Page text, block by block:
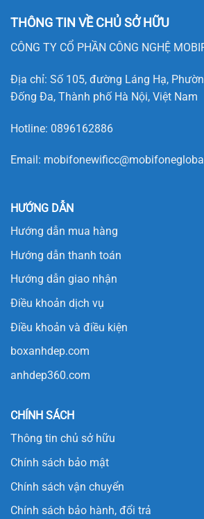
THÔNG TIN VỀ CHỦ SỞ HỮU
CÔNG TY CỔ PHẦN CÔNG NGHỆ
Địa chỉ: Số 105, đường Láng Hạ,
Đống Đa, Thành phố Hà Nội, Việt Nam
Hotline: 0896162886
Email:
HƯỚNG DẪN
Hướng dẫn mua hàng
Hướng dẫn thanh toán
Hướng dẫn giao nhận
Điều khoản dịch vụ
Điều khoản và điều kiện
boxanhdep.com
anhdep360.com
CHÍNH SÁCH
Thông tin chủ sở hữu
Chính sách bảo mật
Chính sách vận chuyển
Chính sách bảo hành, đổi trả